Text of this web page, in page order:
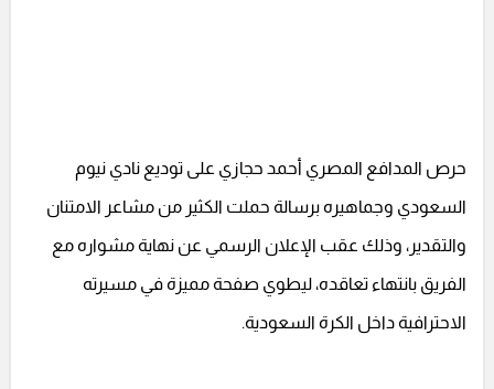
حرص المدافع المصري أحمد حجازي على توديع نادي نيوم
السعودي وجماهيره برسالة حملت الكثير من مشاعر الامتنان
والتقدير، وذلك عقب الإعلان الرسمي عن نهاية مشواره مع
الفريق بانتهاء تعاقده، ليطوي صفحة مميزة في مسيرته
الاحترافية داخل الكرة السعودية.